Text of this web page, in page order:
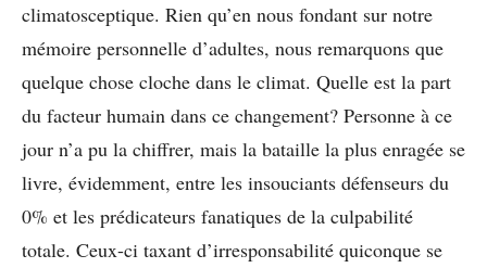
climatosceptique. Rien qu’en nous fondant sur notre
mémoire personnelle d’adultes, nous remarquons que
quelque chose cloche dans le climat. Quelle est la part
du facteur humain dans ce changement? Personne à ce
jour n’a pu la chiffrer, mais la bataille la plus enragée se
livre, évidemment, entre les insouciants défenseurs du
0% et les prédicateurs fanatiques de la culpabilité
totale. Ceux-ci taxant d’irresponsabilité quiconque se